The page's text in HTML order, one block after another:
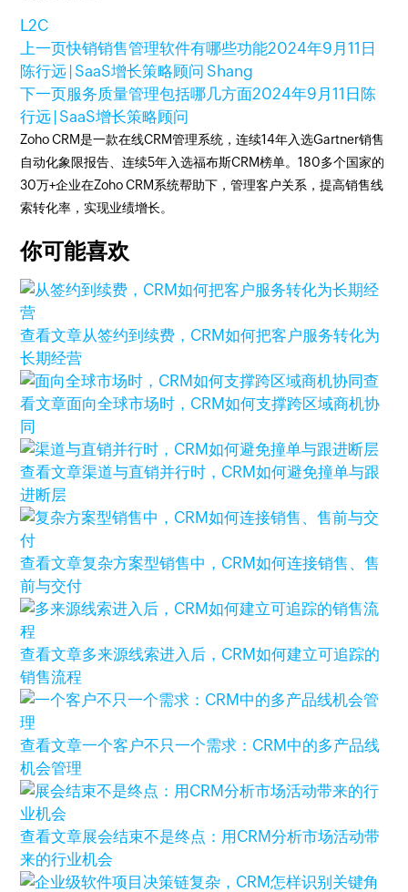
L2C
上一页快销销售管理软件有哪些功能2024年9月11日
陈行远 | SaaS增长策略顾问 Shang
下一页服务质量管理包括哪几方面2024年9月11日 陈
行远 | SaaS增长策略顾问
Zoho CRM是一款在线CRM管理系统，连续14年入选Gartner销售
自动化象限报告、连续5年入选福布斯CRM榜单。180多个国家的
30万+企业在Zoho CRM系统帮助下，管理客户关系，提高销售线
索转化率，实现业绩增长。
你可能喜欢
查看文章从签约到续费，CRM如何把客户服务转化为
长期经营
查
看文章面向全球市场时，CRM如何支撑跨区域商机协
同
查看文章渠道与直销并行时，CRM如何避免撞单与跟
进断层
查看文章复杂方案型销售中，CRM如何连接销售、售
前与交付
查看文章多来源线索进入后，CRM如何建立可追踪的
销售流程
查看文章一个客户不只一个需求：CRM中的多产品线
机会管理
查看文章展会结束不是终点：用CRM分析市场活动带
来的行业机会